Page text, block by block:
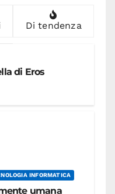
Di tendenza
di Eros
INFORMATICA
umana